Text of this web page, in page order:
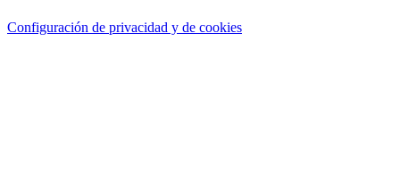
Configuración de privacidad y de cookies